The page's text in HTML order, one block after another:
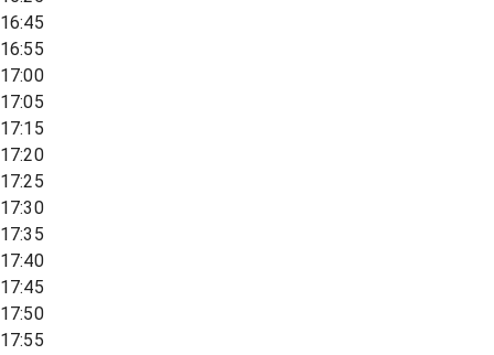
16:45
16:55
17:00
17:05
17:15
17:20
17:25
17:30
17:35
17:40
17:45
17:50
17:55